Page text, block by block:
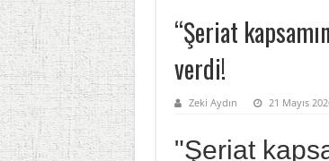
“Şeriat
verdi!
Zeki Aydın 21 Mayıs
"Şeriat